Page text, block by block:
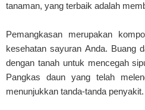
tanaman, yang terbaik adalah
Pemangkasan merupakan
kesehatan sayuran Anda. Buang
dengan tanah untuk mencegah
Pangkas daun yang telah
menunjukkan tanda-tanda penyakit.